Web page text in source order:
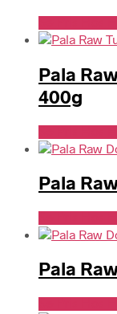
Pala
400g
Pala
Pala